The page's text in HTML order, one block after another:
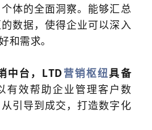
体的全面洞察。能够汇总
数据，使得企业可以深入
和需求。
中台，LTD营销枢纽具备
有效帮助企业管理客户数
引导到成交，打造数字化